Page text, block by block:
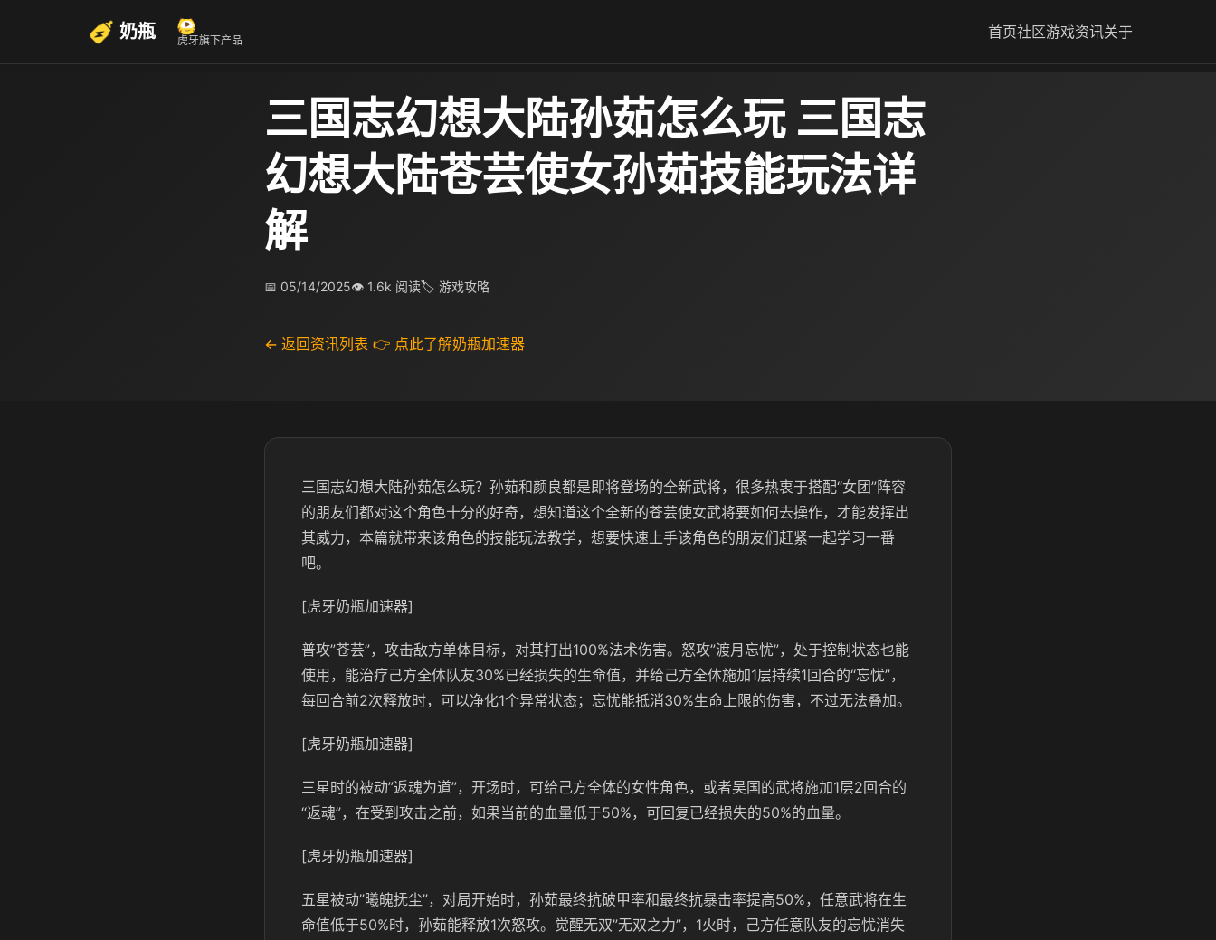
奶瓶 虎牙旗下产品 首页社区游戏资讯关于
三国志幻想大陆孙茹怎么玩 三国志
幻想大陆苍芸使女孙茹技能玩法详
解
📅 05/14/2025👁 1.6k 阅读🏷 游戏攻略
← 返回资讯列表 👉 点此了解奶瓶加速器
三国志幻想大陆孙茹怎么玩？孙茹和颜良都是即将登场的全新武将，很多热衷于搭配“女团”阵容
的朋友们都对这个角色十分的好奇，想知道这个全新的苍芸使女武将要如何去操作，才能发挥出
其威力，本篇就带来该角色的技能玩法教学，想要快速上手该角色的朋友们赶紧一起学习一番
吧。
[虎牙奶瓶加速器]
普攻”苍芸”，攻击敌方单体目标，对其打出100%法术伤害。怒攻”渡月忘忧”，处于控制状态也能
使用，能治疗己方全体队友30%已经损失的生命值，并给己方全体施加1层持续1回合的“忘忧”，
每回合前2次释放时，可以净化1个异常状态；忘忧能抵消30%生命上限的伤害，不过无法叠加。
[虎牙奶瓶加速器]
三星时的被动”返魂为道”，开场时，可给己方全体的女性角色，或者吴国的武将施加1层2回合的
“返魂”，在受到攻击之前，如果当前的血量低于50%，可回复已经损失的50%的血量。
[虎牙奶瓶加速器]
五星被动”曦魄抚尘”，对局开始时，孙茹最终抗破甲率和最终抗暴击率提高50%，任意武将在生
命值低于50%时，孙茹能释放1次怒攻。觉醒无双”无双之力”，1火时，己方任意队友的忘忧消失